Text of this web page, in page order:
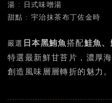
湯 : 日式味噌湯
甜點 : 宇治抹茶布丁佐金時
嚴選 日本黑鮪魚搭配鮭魚、
特選最新鮮甘苔片，濃厚
創造 風味層層轉折的魅力。